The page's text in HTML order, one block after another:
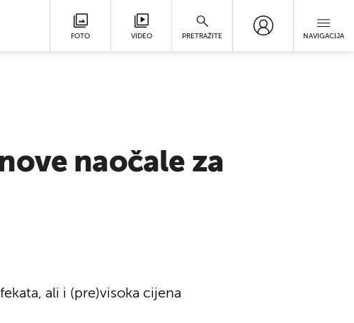
FOTO VIDEO PRETRAŽITE NAVIGACIJA
naočale za
ali i (pre)visoka cijena